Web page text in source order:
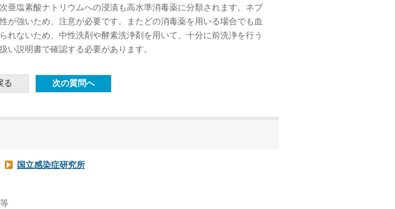
亜塩素酸ナトリウムへの浸漬も高水準消毒薬に分類されます。ネブ
が強いため、注意が必要です。またどの消毒薬を用いる場合でも血
ないため、中性洗剤や酵素洗浄剤を用いて、十分に前洗浄を行う
い説明書で確認する必要があります。
国立感染症研究所